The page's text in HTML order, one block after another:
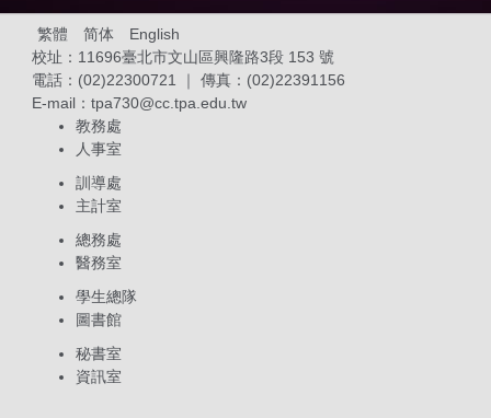
繁體 简体
English
校址：11696臺北市文山區興隆路3段 153 號
電話：(02)22300721 ｜ 傳真：(02)22391156
E-mail： tpa730@cc.tpa.edu.tw
教務處
人事室
訓導處
主計室
總務處
醫務室
學生總隊
圖書館
秘書室
資訊室